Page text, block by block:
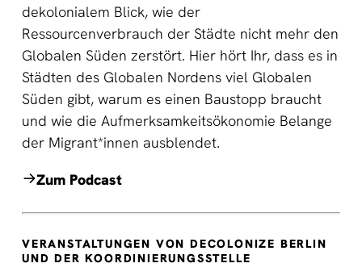
dekolonialem Blick, wie der
Ressourcenverbrauch der Städte nicht mehr den
Globalen Süden zerstört. Hier hört Ihr, dass es in
Städten des Globalen Nordens viel Globalen
Süden gibt, warum es einen Baustopp braucht
und wie die Aufmerksamkeitsökonomie Belange
der Migrant*innen ausblendet.
Zum Podcast
VERANSTALTUNGEN VON DECOLONIZE BERLIN
UND DER KOORDINIERUNGSSTELLE